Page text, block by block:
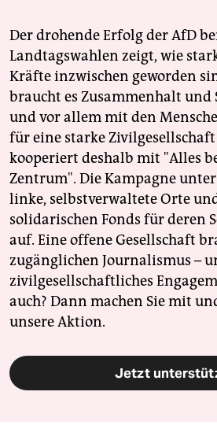
Der drohende Erfolg der AfD
Landtagswahlen zeigt, wie
Kräfte inzwischen geworden
braucht es Zusammenhalt und
und vor allem mit den
für eine starke
kooperiert deshalb mit "Alles
Zentrum". Die Kampagne
linke, selbstverwaltete Orte
solidarischen Fonds für deren
auf. Eine offene Gesellschaft
zugänglichen Journalismus –
zivilgesellschaftliches
auch? Dann machen Sie mit
unsere Aktion.
Jetzt